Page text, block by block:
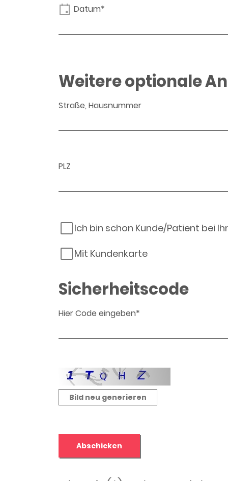
Datum*
Weitere optionale
Straße, Hausnummer
PLZ
Ich bin schon Kunde/Patient bei
Mit Kundenkarte
Sicherheitscode
Hier Code eingeben*